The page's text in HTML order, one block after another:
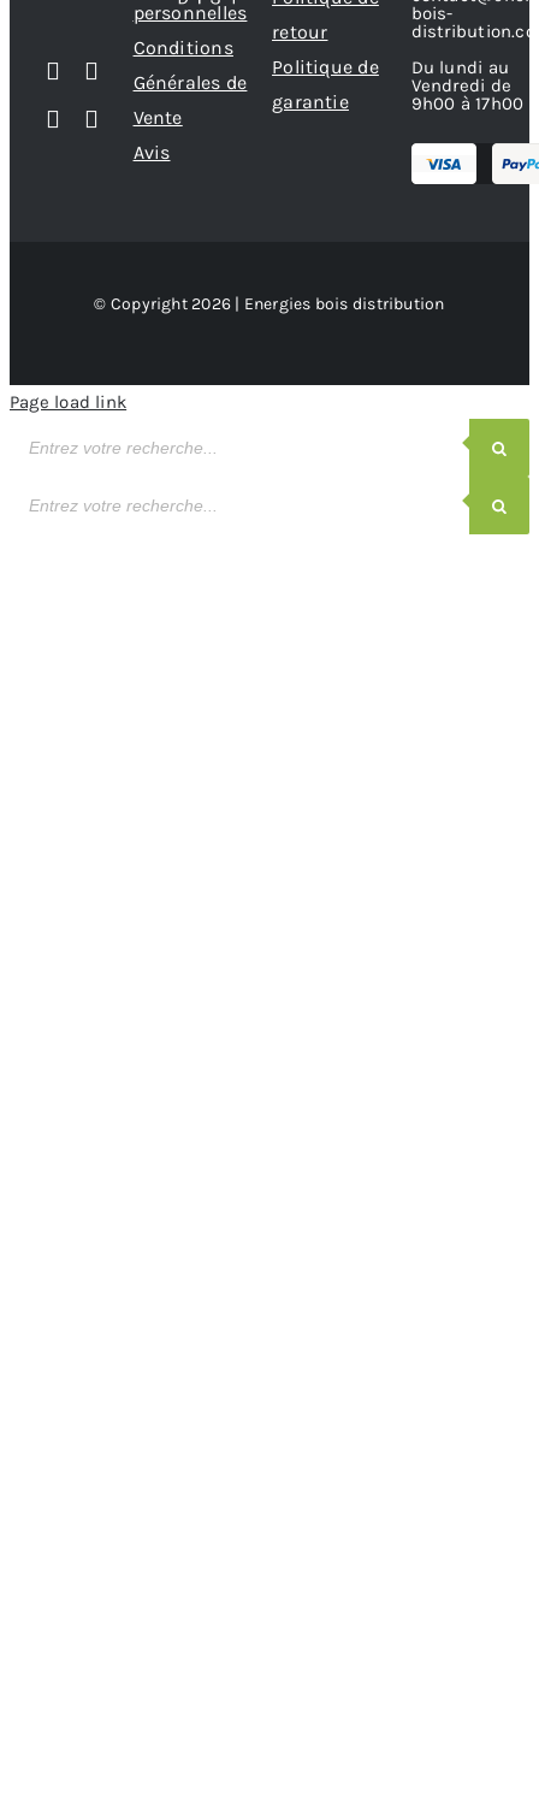
personnelles
Conditions
Générales de
Vente
Avis
retour
Politique de
garantie
bois-
Du lundi au
Vendredi de
9h00 à 17h00
© Copyright 2026 | Energies bois distribution
Page load link
de
de